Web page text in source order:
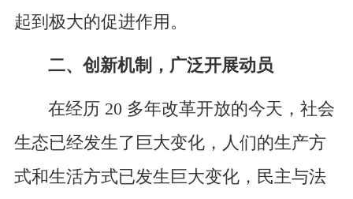
起到极大的促进作用。
二、创新机制，广泛开展动员
在经历 20 多年改革开放的今天，社会
生态已经发生了巨大变化，人们的生产方
式和生活方式已发生巨大变化，民主与法